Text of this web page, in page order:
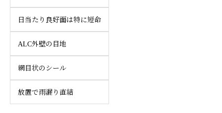
日当たり良好面は特に短命
ALC外壁の目地
網目状のシール
放置で雨漏り直結